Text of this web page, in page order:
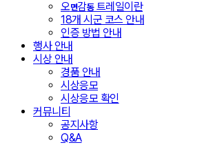
오면감동트레일이란
18개 시군 코스 안내
인증 방법 안내
행사 안내
시상 안내
경품 안내
시상응모
시상응모 확인
커뮤니티
공지사항
Q&A